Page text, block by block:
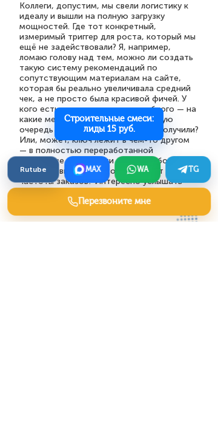
Rutube
Коллеги, допустим, мы свели логистику к
идеалу и вышли на полную загрузку
мощностей. Где тот конкретный,
измеримый триггер для роста, который мы
ещё не задействовали? Я, например,
ломаю голову над тем, можно ли создать
такую систему рекомендаций по
сопутствующим материалам на сайте,
которая бы реально увеличивала средний
чек, а не просто была красивой фичей. У
кого есть опыт внедрения подобного — на
какие метрики вы смотрели в первую
очередь и какой прирост в итоге получили?
Или, может, ключ лежит в чём-то другом
— в полностью переработанной
программе лояльности для прорабов, где
скидка зависит не от объёма, а от
частоты заказов? Интересно услышать
скачок, а не просто поддерживал текущий
MAX WA TG
Перезвоните мне
Строительные смеси:
лиды 15 руб.